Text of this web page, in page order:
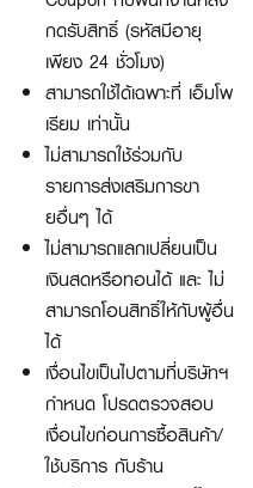
กดรับสิทธิ์ (รหัสมีอายุ
เพียง 24 ชั่วโมง)
สามารถใช้ได้เฉพาะที่ เอ็มโพ
เรียม เท่านั้น
ไม่สามารถใช้ร่วมกับ
รายการส่งเสริมการขา
ยอื่นๆ ได้
ไม่สามารถแลกเปลี่ยนเป็น
เงินสดหรือทอนได้ และ ไม่
สามารถโอนสิทธิ์ให้กับผู้อื่น
ได้
เงื่อนไขเป็นไปตามที่บริษัทฯ
กำหนด โปรดตรวจสอบ
เงื่อนไขก่อนการซื้อสินค้า/
ใช้บริการ กับร้าน